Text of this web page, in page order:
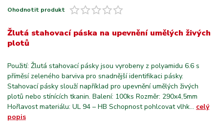
Ohodnotit produkt
Žlutá stahovací páska na upevnění umělých živých
plotů
Použití: Žlutá stahovací pásky jsou vyrobeny z polyamidu 6.6 s
příměsí zeleného barviva pro snadnější identifikaci pásky.
Stahovací pásky slouží například pro upevnění umělých živých
plotů nebo stínících tkanin. Balení: 100ks Rozměr: 290x4,5mm
Hořlavost materiálu: UL 94 – HB Schopnost pohlcovat vlhk... celý
popis